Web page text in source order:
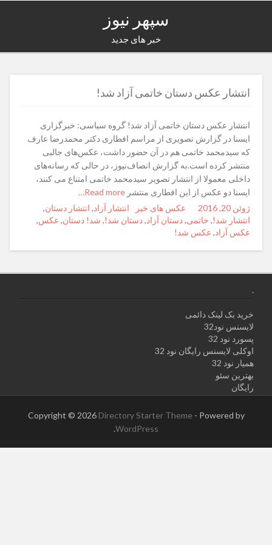
سپهر نیوز
خبر های جدید
انتشار عکس‌ دستان خاتمی آزاد شد!
انتشار عکس‌ دستان خاتمی آزاد شد! گروه سیاسی: خبرگزاری
ایسنا در گزارش تصویری از مراسم افطاری دکتر محمدرضا عارف
که سیدمحمد خاتمی هم در آن حضور داشت، عکس‌های جالبی
منتشر کرده است.به گزارش انصاف‌نیوز، در حالی که رسانه‌های
داخلی معمولا از انتشار تصویر سیدمحمد خاتمی امتناع می کنند،
ایسنا دو عکس از این افطاری منتشر
Posted
on
ژوئن 20, 2016 Author
Categories
عکس های خبر Tags
انتشار آزاد, انتشار دستان,
انتشار شد!, خاتمی,دستان آزاد,دستان شد!, شد! دستان, عکس‌,
عکس‌ آزاد, عکس‌ شد!
.
خرید بک لینک دائمی
لایسنس نود32
پسورد نود 32
اوکلی لایسنس رایگان نود 32
همیار نود 32
بهترین سئو
رایگان
Copyright © 2026 Directory Starter Theme - Powered by
WordPress
.